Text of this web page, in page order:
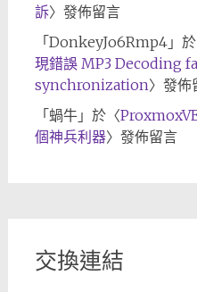
訴〉發佈留言
「 DonkeyJo6Rmp4」
現錯誤 MP3 Decoding
synchronization〉發佈
「 蝸牛」於〈
個神兵利器〉發佈留言
交換連結